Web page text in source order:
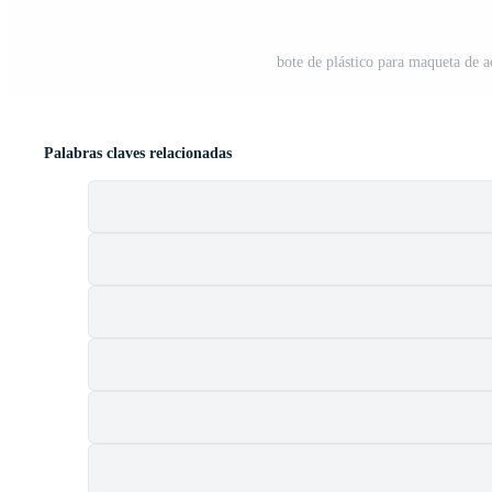
bote de plástico para maqueta de
Palabras claves relacionadas